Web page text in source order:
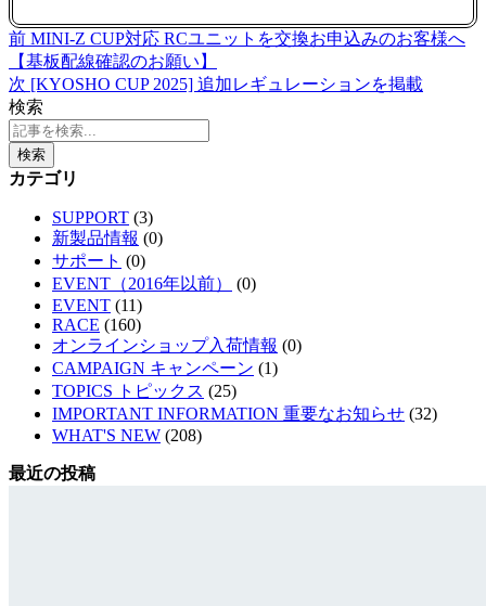
前 MINI-Z CUP対応 RCユニットを交換お申込みのお客様へ
【基板配線確認のお願い】
次 [KYOSHO CUP 2025] 追加レギュレーションを掲載
検索
検索
カテゴリ
SUPPORT (3)
新製品情報 (0)
サポート (0)
EVENT（2016年以前）
(0)
EVENT (11)
RACE (160)
オンラインショップ入荷情報 (0)
CAMPAIGN キャンペーン (1)
TOPICS トピックス (25)
IMPORTANT INFORMATION 重要なお知らせ (32)
WHAT'S NEW (208)
最近の投稿